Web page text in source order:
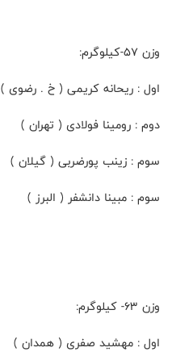
وزن ۵۷-کیلوگرم:
اول : ریحانه کریمی ( خ . رضوی )
دوم : رومینا فولادی ( تهران )
سوم : زینب پورضربی ( گیلان )
سوم : مبینا دانشفر ( البرز )
وزن ۶۳- کیلوگرم:
اول : مهشید صفری ( همدان )